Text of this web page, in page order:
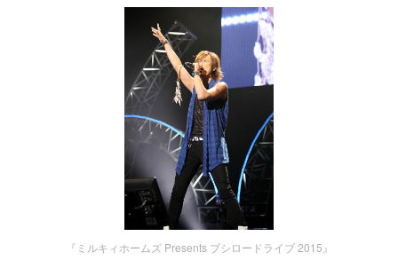
『ミルキィホームズ Presents ブシロードライブ 2015』